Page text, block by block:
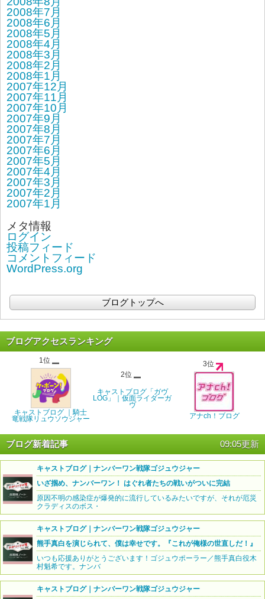
2008年7月
2008年6月
2008年5月
2008年4月
2008年3月
2008年2月
2008年1月
2007年12月
2007年11月
2007年10月
2007年9月
2007年8月
2007年7月
2007年6月
2007年5月
2007年4月
2007年3月
2007年2月
2007年1月
メタ情報
ログイン
投稿フィード
コメントフィード
WordPress.org
ブログトップへ
ブログアクセスランキング
1位
キャストブログ ｜騎士
竜戦隊リュウソウジャー
2位
キャストブログ「ガヴ
LOG」｜仮面ライダーガ
ヴ
3位
アナch！ブログ
ブログ新着記事 09:05更新
キャストブログ｜ナンバーワン戦隊ゴジュウジャー
いざ掴め、ナンバーワン！ はぐれ者たちの戦いがついに完結
原因不明の感染症が爆発的に流行しているみたいですが、それが厄災
クラディスのボス・
キャストブログ｜ナンバーワン戦隊ゴジュウジャー
熊手真白を演じられて、僕は幸せです。『これが俺様の世直しだ！』
いつも応援ありがとうございます！ゴジュウポーラー／熊手真白役木
村魁希です。ナンバ
キャストブログ｜ナンバーワン戦隊ゴジュウジャー